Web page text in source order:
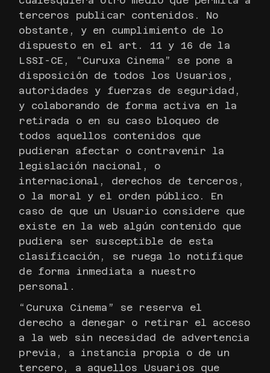
terceros publicar contenidos. No
obstante, y en cumplimiento de lo
dispuesto en el art. 11 y 16 de la
LSSI-CE, “Curuxa Cinema” se pone a
disposición de todos los Usuarios,
autoridades y fuerzas de seguridad,
y colaborando de forma activa en la
retirada o en su caso bloqueo de
todos aquellos contenidos que
pudieran afectar o contravenir la
legislación nacional, o
internacional, derechos de terceros,
o la moral y el orden público. En
caso de que un Usuario considere que
existe en la web algún contenido que
pudiera ser susceptible de esta
clasificación, se ruega lo notifique
de forma inmediata a nuestro
personal.
“Curuxa Cinema” se reserva el
derecho a denegar o retirar el acceso
a la web sin necesidad de advertencia
previa, a instancia propia o de un
tercero, a aquellos Usuarios que